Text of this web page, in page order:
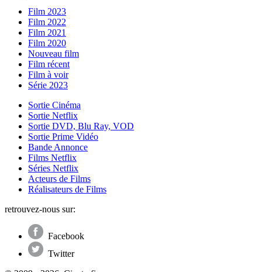
Film 2023
Film 2022
Film 2021
Film 2020
Nouveau film
Film récent
Film à voir
Série 2023
Sortie Cinéma
Sortie Netflix
Sortie DVD, Blu Ray, VOD
Sortie Prime Vidéo
Bande Annonce
Films Netflix
Séries Netflix
Acteurs de Films
Réalisateurs de Films
retrouvez-nous sur:
Facebook
Twitter